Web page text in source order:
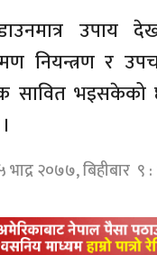
उपाय
नियन्त्रण र
सावित
भाद्र २०७७, बिहीबार